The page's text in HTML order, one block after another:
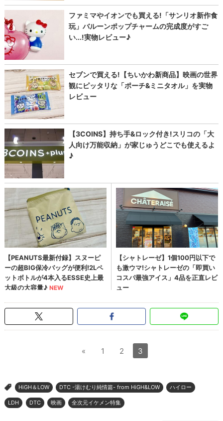
« 1 2 3
> HiGH＆LOW DTC -湯けむり純情篇- from HiGH&LOW ハイロー
LDH DTC 映画 全次元イケメン特集